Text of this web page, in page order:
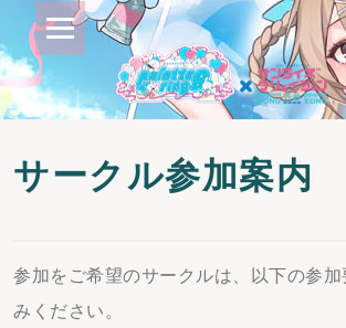
サークル参加案内
参加をご希望のサークルは、以下の参
みください。